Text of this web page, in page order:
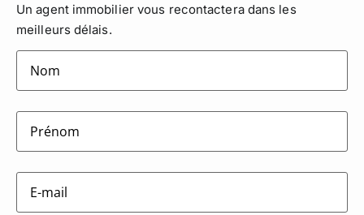
Un agent immobilier vous recontactera dans les
meilleurs délais.
lastname(Nécessaire)
firstname(Nécessaire)
E-
mail(Nécessaire)